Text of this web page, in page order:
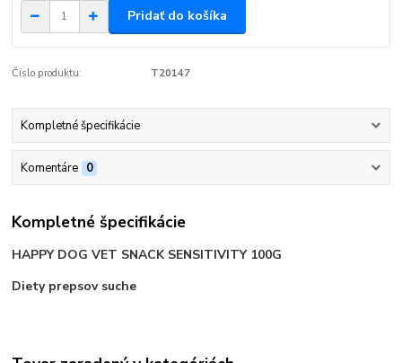
Pridať do košíka
Číslo produktu: T20147
Kompletné špecifikácie
Komentáre 0
Kompletné špecifikácie
HAPPY DOG VET SNACK SENSITIVITY 100G
Diety prepsov suche